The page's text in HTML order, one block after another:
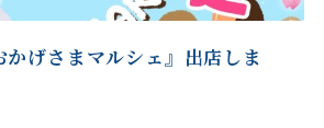
げさまマルシェ』出店しま